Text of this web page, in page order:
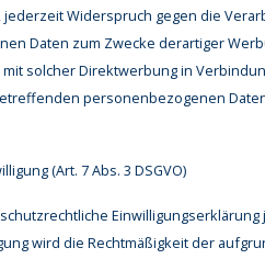
Widerspruch gegen die
Daten zum Zwecke derartiger
solcher Direktwerbung in
personenbezogenen
(Art. 7 Abs. 3 DSGVO)
wird die Rechtmäßigkeit der